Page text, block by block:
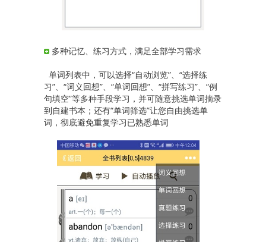
多种记忆、练习方式，满足全部学习需求
单词列表中，可以选择“自动浏览”、“选择练
习”、“词义回想”、“单词回想”、“拼写练习”、“例
句填空”等多种手段学习，并可随意挑选单词摘录
到自建书本；还有“单词筛选”让您自由挑选单
词，彻底避免重复学习已熟悉单词